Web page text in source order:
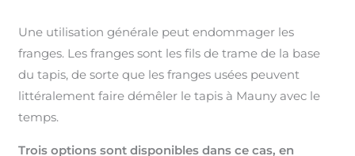
Une utilisation générale peut endommager les
franges. Les franges sont les fils de trame de la base
du tapis, de sorte que les franges usées peuvent
littéralement faire démêler le tapis à Mauny avec le
temps.
Trois options sont disponibles dans ce cas, en